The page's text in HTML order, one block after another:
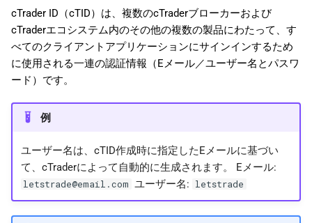
日本語
Deutsch
Français
Polski
Türkçe
cTrader ID（cTID）は、複数のcTraderブローカーおよび
cTraderエコシステム内のその他の複数の製品にわたって、す
べてのクライアントアプリケーションにサインインするため
に使用される一連の認証情報（Eメール／ユーザー名とパスワ
ード）です。
例
ユーザー名は、cTID作成時に指定したEメールに基づい
て、cTraderによって自動的に生成されます。 Eメール:
letstrade@email.com ユーザー名: letstrade